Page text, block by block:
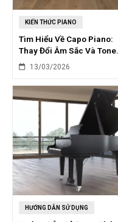
KIẾN THỨC PIANO
Tìm Hiểu Về Capo Piano:
Thay Đổi Âm Sắc Và Tone
Độc Đáo
13/03/2026
HƯỚNG DẪN SỬ DỤNG